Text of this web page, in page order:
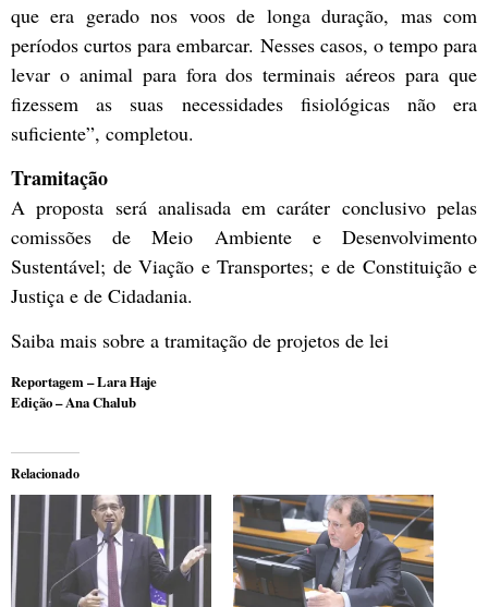
que era gerado nos voos de longa duração, mas com
períodos curtos para embarcar. Nesses casos, o tempo para
levar o animal para fora dos terminais aéreos para que
fizessem as suas necessidades fisiológicas não era
suficiente”, completou.
Tramitação
A proposta será analisada emcaráter conclusivopelas
comissões de Meio Ambiente e Desenvolvimento
Sustentável; de Viação e Transportes; e de Constituição e
Justiça e de Cidadania.
Saiba mais sobre a tramitação de projetos de lei
Reportagem – Lara Haje
Edição – Ana Chalub
Relacionado